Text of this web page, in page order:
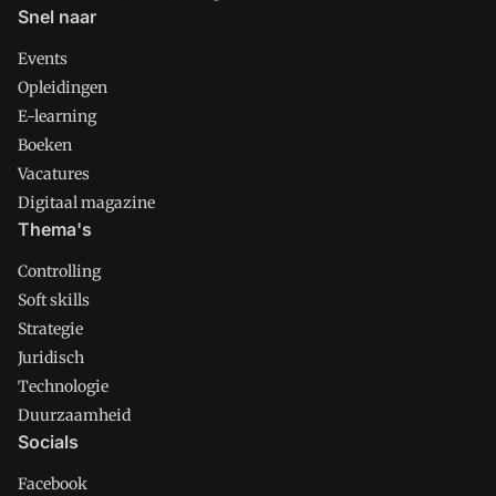
Snel naar
Events
Opleidingen
E-learning
Boeken
Vacatures
Digitaal magazine
Thema's
Controlling
Soft skills
Strategie
Juridisch
Technologie
Duurzaamheid
Socials
Facebook